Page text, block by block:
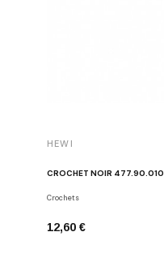
HEWI
CROCHET NOIR 477.90.010
Crochets
12,60 €